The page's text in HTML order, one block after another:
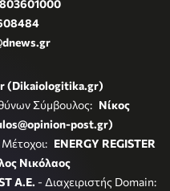
(Dikaiologitika.gr)
Σύμβουλος: Νίκος
post.gr)
ENERGY REGISTER
Νικόλαος
A.E. - Διαχειριστής Domain: